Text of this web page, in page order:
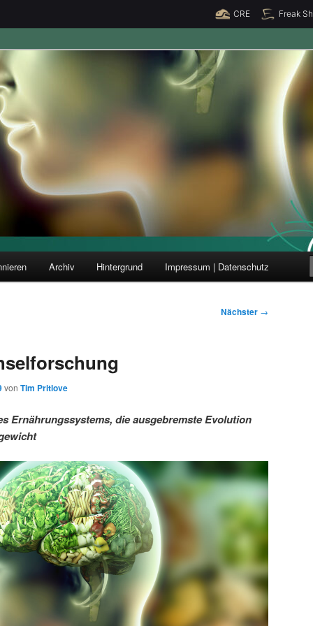
CRE Freak
und Forschung
Archiv Hintergrund Impressum | Datenschutz
Nächster →
von Tim Pritlove
Ernährungssystems, die ausgebremste Evolution